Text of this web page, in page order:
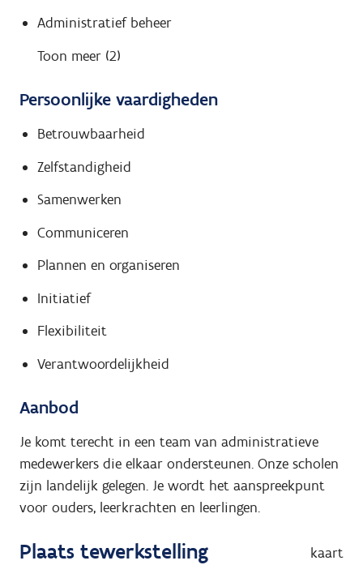
Administratief beheer
Toon meer (2)
Persoonlijke vaardigheden
Betrouwbaarheid
Zelfstandigheid
Samenwerken
Communiceren
Plannen en organiseren
Initiatief
Flexibiliteit
Verantwoordelijkheid
Aanbod
Je komt terecht in een team van administratieve
medewerkers die elkaar ondersteunen. Onze scholen
zijn landelijk gelegen. Je wordt het aanspreekpunt
voor ouders, leerkrachten en leerlingen.
Plaats tewerkstelling
kaart